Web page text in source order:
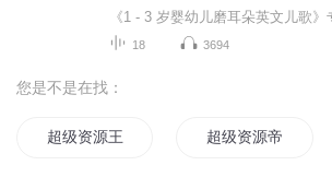
18 3694
您是不是在找：
超级资源王国 超级资源帝国